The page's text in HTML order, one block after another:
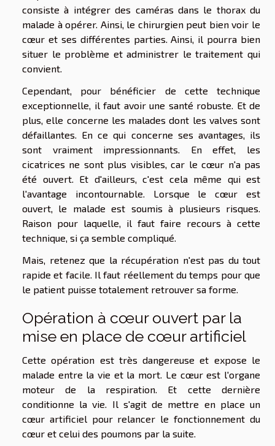
consiste à intégrer des caméras dans le thorax du
malade à opérer. Ainsi, le chirurgien peut bien voir le
cœur et ses différentes parties. Ainsi, il pourra bien
situer le problème et administrer le traitement qui
convient.
Cependant, pour bénéficier de cette technique
exceptionnelle, il faut avoir une santé robuste. Et de
plus, elle concerne les malades dont les valves sont
défaillantes. En ce qui concerne ses avantages, ils
sont vraiment impressionnants. En effet, les
cicatrices ne sont plus visibles, car le cœur n'a pas
été ouvert. Et d'ailleurs, c'est cela même qui est
l'avantage incontournable. Lorsque le cœur est
ouvert, le malade est soumis à plusieurs risques.
Raison pour laquelle, il faut faire recours à cette
technique, si ça semble compliqué.
Mais, retenez que la récupération n'est pas du tout
rapide et facile. Il faut réellement du temps pour que
le patient puisse totalement retrouver sa forme.
Opération à cœur ouvert par la
mise en place de cœur artificiel
Cette opération est très dangereuse et expose le
malade entre la vie et la mort. Le cœur est l'organe
moteur de la respiration. Et cette dernière
conditionne la vie. Il s'agit de mettre en place un
cœur artificiel pour relancer le fonctionnement du
cœur et celui des poumons par la suite.